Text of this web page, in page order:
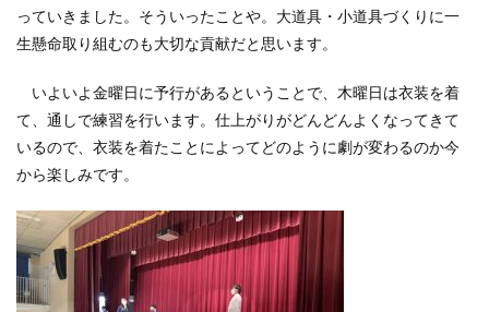
っていきました。そういったことや。大道具・小道具づくりに一
生懸命取り組むのも大切な貢献だと思います。
いよいよ金曜日に予行があるということで、木曜日は衣装を着
て、通しで練習を行います。仕上がりがどんどんよくなってきて
いるので、衣装を着たことによってどのように劇が変わるのか今
から楽しみです。